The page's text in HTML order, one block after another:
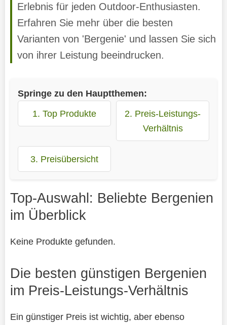
Erlebnis für jeden Outdoor-Enthusiasten.
Erfahren Sie mehr über die besten
Varianten von 'Bergenie' und lassen Sie sich
von ihrer Leistung beeindrucken.
Springe zu den Hauptthemen:
1. Top Produkte
2. Preis-Leistungs-
Verhältnis
3. Preisübersicht
Top-Auswahl: Beliebte Bergenien
im Überblick
Keine Produkte gefunden.
Die besten günstigen Bergenien
im Preis-Leistungs-Verhältnis
Ein günstiger Preis ist wichtig, aber ebenso